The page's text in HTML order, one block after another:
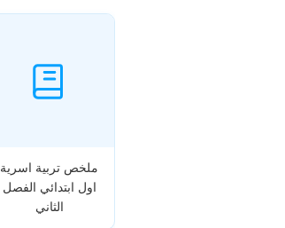
ملخص تربية اسرية
اول ابتدائي الفصل
الثاني